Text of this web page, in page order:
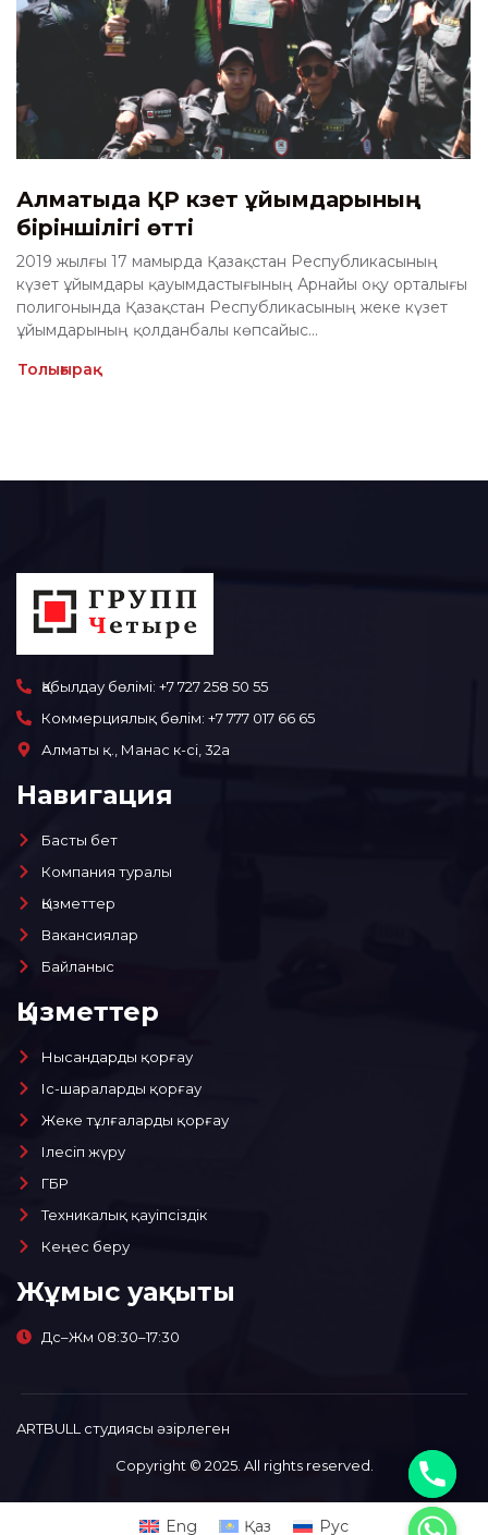
Алматыда ҚР күзет ұйымдарының
біріншілігі өтті
2019 жылғы 17 мамырда Қазақстан Республикасының
күзет ұйымдары қауымдастығының Арнайы оқу орталығы
полигонында Қазақстан Республикасының жеке күзет
ұйымдарының қолданбалы көпсайыс...
Толығырақ
Қабылдау бөлімі: +7 727 258 50 55
Коммерциялық бөлім: +7 777 017 66 65
Алматы қ., Манас к-сі, 32а
Навигация
Басты бет
Компания туралы
Қызметтер
Вакансиялар
Байланыс
Қызметтер
Нысандарды қорғау
Іс-шараларды қорғау
Жеке тұлғаларды қорғау
Ілесіп жүру
ГБР
Техникалық қауіпсіздік
Кеңес беру
Жұмыс уақыты
Дс–Жм 08:30–17:30
ARTBULL студиясы әзірлеген
Copyright © 2025. All rights reserved.
Eng Қаз Рус